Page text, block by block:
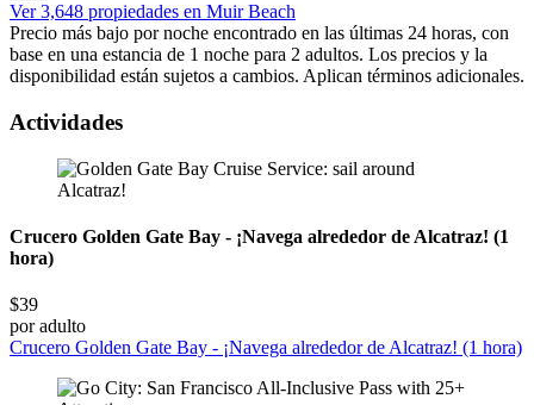
Ver 3,648 propiedades en Muir Beach
Precio más bajo por noche encontrado en las últimas 24 horas, con
base en una estancia de 1 noche para 2 adultos. Los precios y la
disponibilidad están sujetos a cambios. Aplican términos adicionales.
Actividades
Crucero Golden Gate Bay - ¡Navega alrededor de Alcatraz! (1
hora)
$39
por adulto
Crucero Golden Gate Bay - ¡Navega alrededor de Alcatraz! (1 hora)